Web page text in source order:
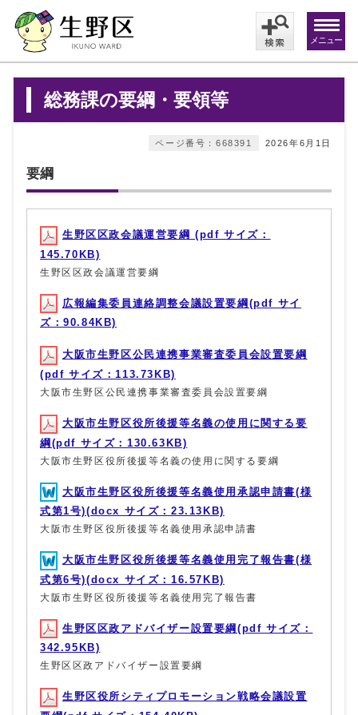
メニュー
総務課の要綱・要領等
2026年6月1日
ページ番号：668391
要綱
生野区区政会議運営要綱 (pdf サイズ：
145.70KB)
生野区区政会議運営要綱
広報編集委員連絡調整会議設置要綱(pdf サイ
ズ：90.84KB)
大阪市生野区公民連携事業審査委員会設置要綱
(pdf サイズ：113.73KB)
大阪市生野区公民連携事業審査委員会設置要綱
大阪市生野区役所後援等名義の使用に関する要
綱(pdf サイズ：130.63KB)
大阪市生野区役所後援等名義の使用に関する要綱
大阪市生野区役所後援等名義使用承認申請書(様
式第1号)(docx サイズ：23.13KB)
大阪市生野区役所後援等名義使用承認申請書
大阪市生野区役所後援等名義使用完了報告書(様
式第6号)(docx サイズ：16.57KB)
大阪市生野区役所後援等名義使用完了報告書
生野区区政アドバイザー設置要綱(pdf サイズ：
342.95KB)
生野区区政アドバイザー設置要綱
生野区役所シティプロモーション戦略会議設置